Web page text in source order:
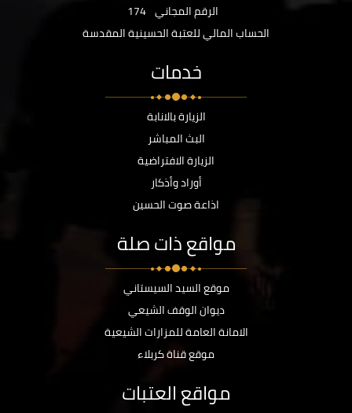
الرقم المجاني 174
الحساب المالي للعتبة الحسينية المقدسة
خدمات
الزيارة بالانابة
البث المباشر
الزيارة الافتراضية
أوراد وأذكار
اذاعة صوت الحسين
مواقع ذات صلة
موقع السيد السيستاني
ديوان الوقف الشيعي
الامانة العامة للمزارات الشيعية
موقع قناة كربلاء
مواقع العتبات